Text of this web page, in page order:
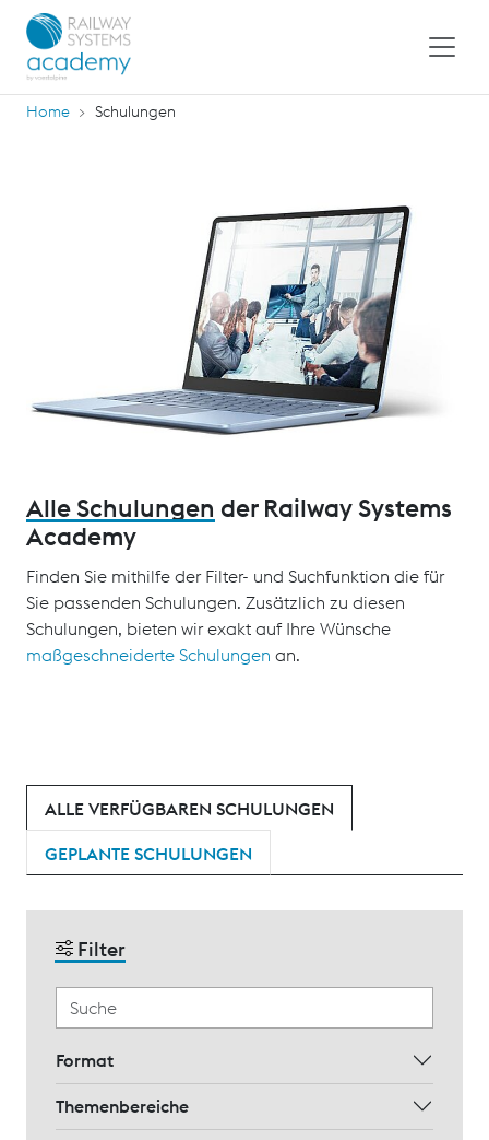
Home Schulungen
Alle Schulungen der Railway Systems
Academy
Finden Sie mithilfe der Filter- und Suchfunktion die für
Sie passenden Schulungen. Zusätzlich zu diesen
Schulungen, bieten wir exakt auf Ihre Wünsche
maßgeschneiderte Schulungen an.
ALLE VERFÜGBAREN SCHULUNGEN
GEPLANTE SCHULUNGEN
Filter
Format
Themenbereiche